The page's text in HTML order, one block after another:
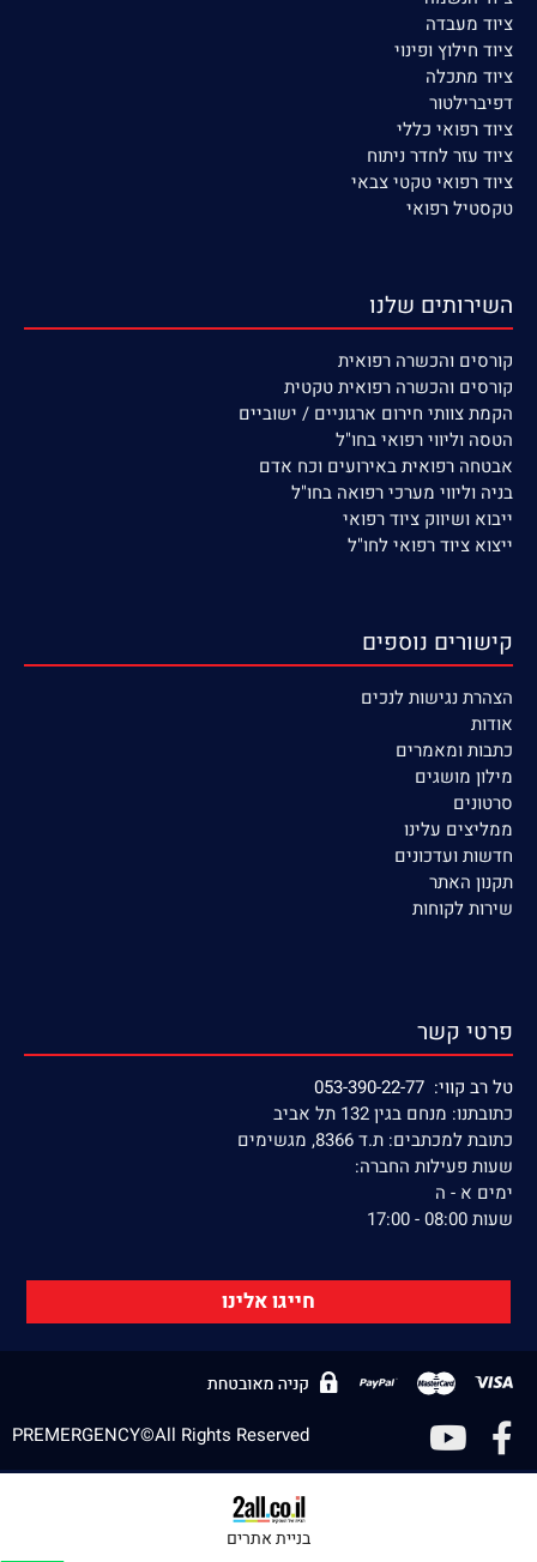
ציוד מעבדה
ציוד חילוץ ופינוי
ציוד מתכלה
דפיברילטור
ציוד רפואי כללי
ציוד עזר לחדר ניתוח
ציוד רפואי טקטי צבאי
טקסטיל רפואי
השירותים שלנו
קורסים והכשרה רפואית
קורסים והכשרה רפואית טקטית
הקמת צוותי חירום ארגוניים / ישוביים
הטסה וליווי רפואי בחו"ל
אבטחה רפואית באירועים וכח אדם
בניה וליווי מערכי רפואה בחו"ל
ייבוא ושיווק ציוד רפואי
ייצוא ציוד רפואי לחו"ל
קישורים נוספים
הצהרת נגישות לנכים
אודות
כתבות ומאמרים
מילון מושגים
סרטונים
ממליצים עלינו
חדשות ועדכונים
תקנון האתר
שירות לקוחות
פרטי קשר
טל רב קווי: 053-390-22-77
כתובתנו: מנחם בגין 132 תל אביב
כתובת למכתבים: ת.ד 8366, מגשימים
שעות פעילות החברה:
ימים א - ה
שעות 08:00 - 17:00
חייגו אלינו
PREMERGENCY©All Rights Reserved
בניית אתרים